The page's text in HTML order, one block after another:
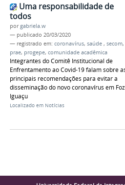
Uma responsabilidade de
todos
porgabriela.w
— publicado 20/03/2020
— registrado em: coronavírus, saúde , secom,
prae, progepe, comunidade acadêmica
Integrantes do Comitê Institucional de
Enfrentamento ao Covid-19 falam sobre
principais recomendações para evitar a
disseminação do novo coronavírus em
Iguaçu
Localizado em Notícias